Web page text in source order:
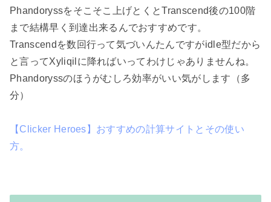
Phandoryssをそこそこ上げとくとTranscend後の100階
まで結構早く到達出来るんでおすすめです。
Transcendを数回行って気づいんたんですがidle型だから
と言ってXyliqilに降ればいってわけじゃありませんね。
Phandoryssのほうがむしろ効率がいい気がします（多
分）
【Clicker Heroes】おすすめの計算サイトとその使い
方。